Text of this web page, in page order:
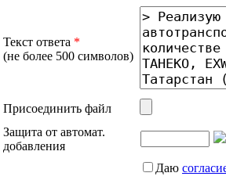
Текст ответа *
(не более 500 символов)
Присоединить файл
Защита от автомат.
добавления
Даю